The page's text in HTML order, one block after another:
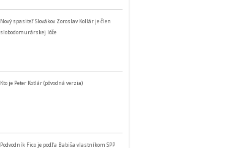
Nový spasiteľ Slovákov Zoroslav Kollár je člen
slobodomurárskej lóže
Kto je Peter Kotlár (pôvodná verzia)
Podvodník Fico je podľa Babiša vlastníkom SPP